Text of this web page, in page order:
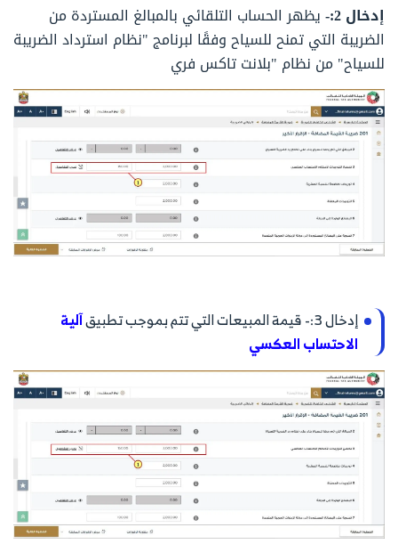
إدخال 2:-
يظهر الحساب التلقائي بالمبالغ المستردة من
الضريبة التي تمنح للسياح وفقًا لبرنامج "نظام استرداد الضريبة
للسياح" من نظام "بلانت تاكس فري
إدخال 3:- قيمة المبيعات التي تتم بموجب تطبيق
آلية
الاحتساب العكسي